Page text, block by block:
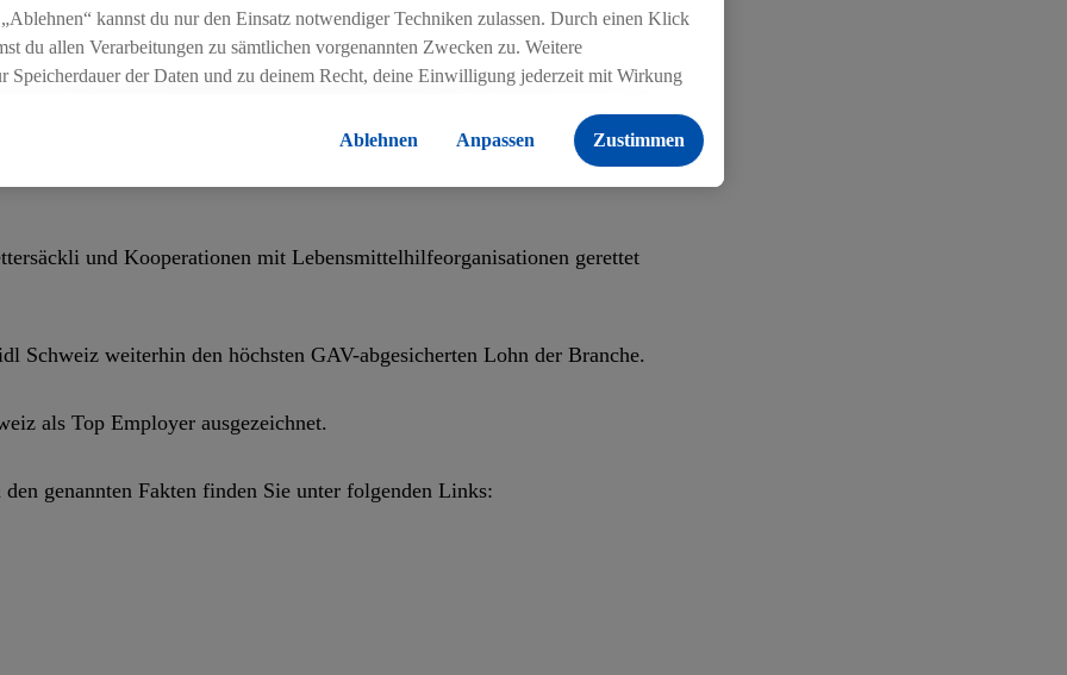
zu finden und hilft, Food Waste zu reduzieren.
– das entspricht über einem Drittel des dauerhaft verfügbaren Bio-
und Kooperationen mit Lebensmittelhilfeorganisationen gerettet
Schweiz weiterhin den höchsten GAV-abgesicherten Lohn der Branche.
als Top Employer ausgezeichnet.
genannten Fakten finden Sie unter folgenden Links:
kannst du nur den Einsatz notwendiger Techniken zulassen. Durch einen Klick
du allen Verarbeitungen zu sämtlichen vorgenannten Zwecken zu. Weitere
Speicherdauer der Daten und zu deinem Recht, deine Einwilligung jederzeit mit Wirkung
Ablehnen
Anpassen Zustimmen